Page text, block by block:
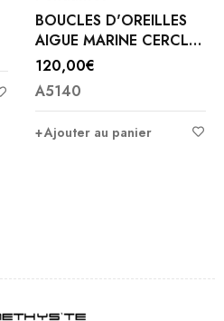
BOUCLES D'OREILLES
AIGUE MARINE CERCLÉ
D'ARGENT
120,00€
A5140
Ajouter au panier